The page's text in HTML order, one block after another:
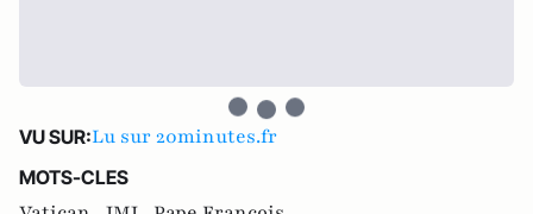
VU SUR:Lu sur 20minutes.fr
MOTS-CLES